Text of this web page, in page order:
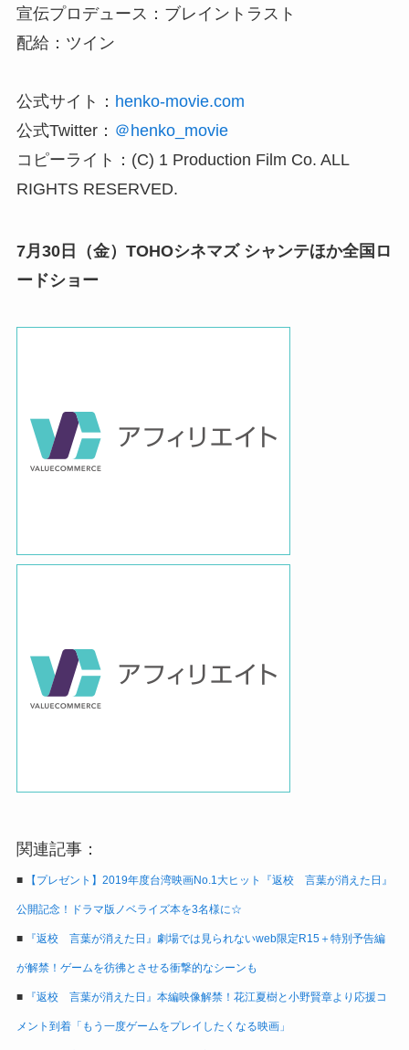
宣伝プロデュース：ブレイントラスト
配給：ツイン
公式サイト： henko-movie.com
公式Twitter： ＠henko_movie
コピーライト：(C) 1 Production Film Co. ALL
RIGHTS RESERVED.
7月30日（金）TOHOシネマズ シャンテほか全国ロ
ードショー
関連記事：
■ 【プレゼント】2019年度台湾映画No.1大ヒット『返校 言葉が消えた日』
公開記念！ドラマ版ノベライズ本を3名様に☆
■ 『返校 言葉が消えた日』劇場では見られないweb限定R15＋特別予告編
が解禁！ゲームを彷彿とさせる衝撃的なシーンも
■ 『返校 言葉が消えた日』本編映像解禁！花江夏樹と小野賢章より応援コ
メント到着「もう一度ゲームをプレイしたくなる映画」